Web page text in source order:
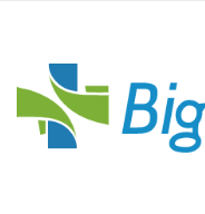
principaleBigfarmacia